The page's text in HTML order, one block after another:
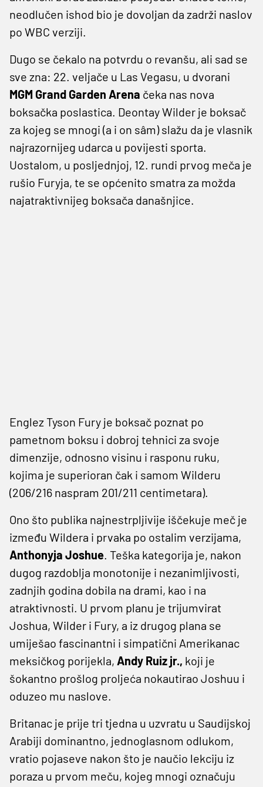
neodlučen ishod bio je dovoljan da zadrži naslov
po WBC verziji.
Dugo se čekalo na potvrdu o revanšu, ali sad se
sve zna: 22. veljače u Las Vegasu, u dvorani
MGM Grand Garden Arena čeka nas nova
boksačka poslastica. Deontay Wilder je boksač
za kojeg se mnogi (a i on sâm) slažu da je vlasnik
najrazornijeg udarca u povijesti sporta.
Uostalom, u posljednjoj, 12. rundi prvog meča je
rušio Furyja, te se općenito smatra za možda
najatraktivnijeg boksača današnjice.
Englez Tyson Fury je boksač poznat po
pametnom boksu i dobroj tehnici za svoje
dimenzije, odnosno visinu i rasponu ruku,
kojima je superioran čak i samom Wilderu
(206/216 naspram 201/211 centimetara).
Ono što publika najnestrpljivije iščekuje meč je
između Wildera i prvaka po ostalim verzijama,
Anthonyja Joshue. Teška kategorija je, nakon
dugog razdoblja monotonije i nezanimljivosti,
zadnjih godina dobila na drami, kao i na
atraktivnosti. U prvom planu je trijumvirat
Joshua, Wilder i Fury, a iz drugog plana se
umiješao fascinantni i simpatični Amerikanac
meksičkog porijekla, Andy Ruiz jr., koji je
šokantno prošlog proljeća nokautirao Joshuu i
oduzeo mu naslove.
Britanac je prije tri tjedna u uzvratu u Saudijskoj
Arabiji dominantno, jednoglasnom odlukom,
vratio pojaseve nakon što je naučio lekciju iz
poraza u prvom meču, kojeg mnogi označuju